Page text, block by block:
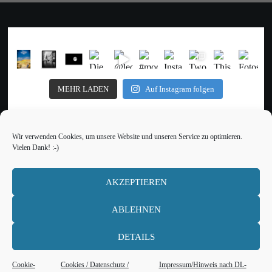
Wir verwenden Cookies, um unsere Website und unseren Service zu optimieren.
Vielen Dank! :-)
AKZEPTIEREN
ABLEHNEN
DETAILS
Cookie- Cookies / Datenschutz / Impressum/Hinweis nach DL-
MEHR LADEN Auf Instagram folgen
Datenschutz
Cookies / Datenschutz / Impressum
Proudly powered by WordPress Theme: Snapfolio|ByTheme